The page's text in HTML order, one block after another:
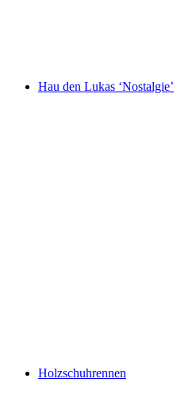
Hau den Lukas ‘Nostalgie’
Holzschuhrennen